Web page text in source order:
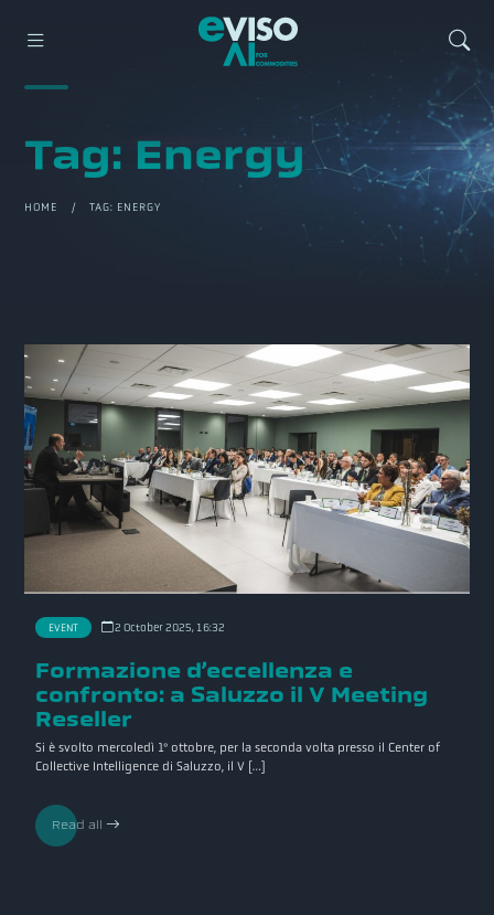
Tag: Energy
HOME / TAG: ENERGY
EVENT 2 October 2025, 16:32
Formazione d’eccellenza e
confronto: a Saluzzo il V Meeting
Reseller
Si è svolto mercoledì 1° ottobre, per la seconda volta presso il Center of
Collective Intelligence di Saluzzo, il V […]
Read all